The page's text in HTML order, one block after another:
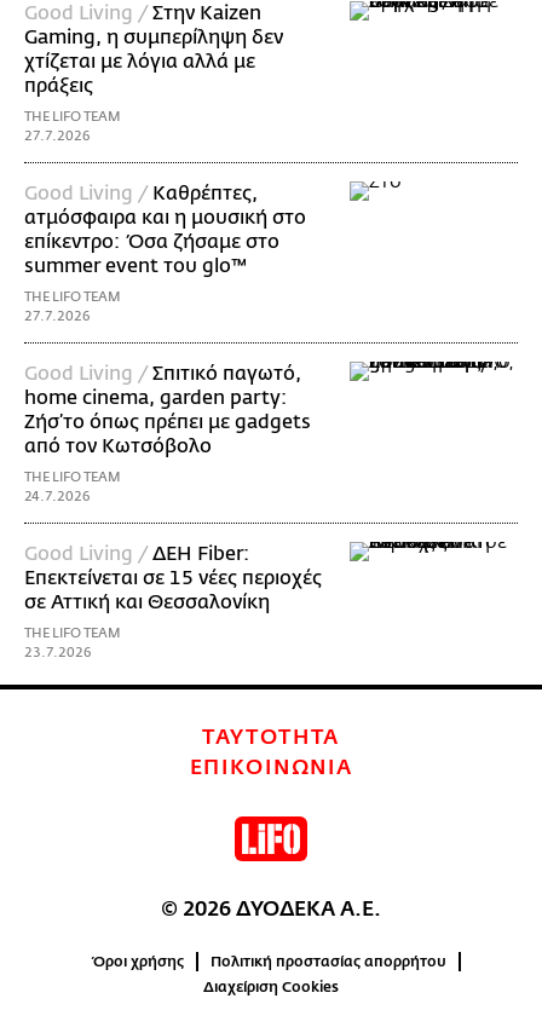
Good Living /Στην Kaizen
Gaming, η συμπερίληψη δεν
χτίζεται με λόγια αλλά με
πράξεις
THE LIFO TEAM
27.7.2026
Good Living / Καθρέπτες,
ατμόσφαιρα και η μουσική στο
επίκεντρο: Όσα ζήσαμε στο
summer event του glo™
THE LIFO TEAM
27.7.2026
Good Living /Σπιτικό παγωτό,
home cinema, garden party:
Ζήσ’το όπως πρέπει με gadgets
από τον Κωτσόβολο
THE LIFO TEAM
24.7.2026
Good Living /ΔΕΗ Fiber:
Επεκτείνεται σε 15 νέες περιοχές
σε Αττική και Θεσσαλονίκη
THE LIFO TEAM
23.7.2026
ΤΑΥΤΟΤΗΤΑ
ΕΠΙΚΟΙΝΩΝΙΑ
© 2026 ΔΥΟΔΕΚΑ Α.Ε.
Όροι χρήσης
Πολιτική προστασίας απορρήτου
Διαχείριση Cookies